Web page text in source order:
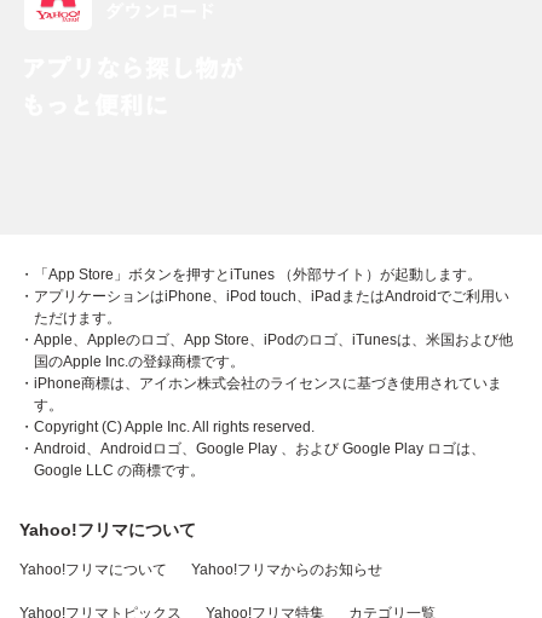
・「App Store」ボタンを押すとiTunes （外部サイト）が起動します。
・アプリケーションはiPhone、iPod touch、iPadまたはAndroidでご利用い
ただけます。
・Apple、Appleのロゴ、App Store、iPodのロゴ、iTunesは、米国および他
国のApple Inc.の登録商標です。
・iPhone商標は、アイホン株式会社のライセンスに基づき使用されていま
す。
・Copyright (C) Apple Inc. All rights reserved.
・Android、Androidロゴ、Google Play 、および Google Play ロゴは、
Google LLC の商標です。
Yahoo!フリマについて
Yahoo!フリマについて Yahoo!フリマからのお知らせ
Yahoo!フリマトピックス Yahoo!フリマ特集 カテゴリ一覧